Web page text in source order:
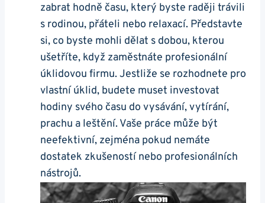
zabrat hodně času, který byste raději trávili
s rodinou, přáteli nebo relaxací. Představte
si, co byste mohli dělat s dobou, kterou
ušetříte, když zaměstnáte profesionální
úklidovou firmu. Jestliže se rozhodnete pro
vlastní úklid, budete muset investovat
hodiny svého času do vysávání, vytírání,
prachu a leštění. Vaše práce může být
neefektivní, zejména pokud nemáte
dostatek zkušeností nebo profesionálních
nástrojů.